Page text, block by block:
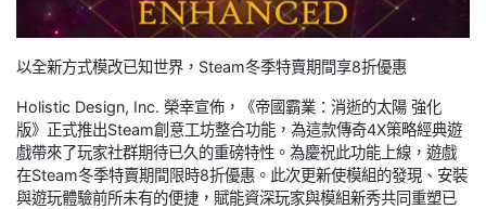
以全新方式模改已知世界，Steam冬季特賣期間享8折優惠
Holistic Design, Inc. 榮幸宣佈，《帝國霸業：消逝的太陽 強化
版》正式推出Steam創意工坊整合功能，為這款傳奇4X策略經典遊
戲帶來了玩家社群期待已久的重磅特性。為慶祝此功能上線，遊戲
在Steam冬季特賣期間限時8折優惠。此次更新使模組的發現、安裝
與遊玩體驗前所未有的便捷，賦能資深玩家與模組新秀共同重塑已